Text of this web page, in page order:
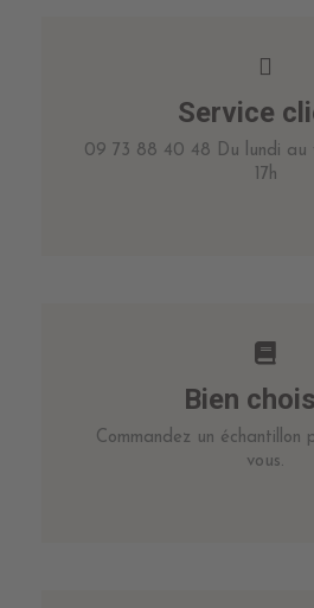
Service
09 73 88 40 48 Du lundi au
17h
Bien
Commandez un échantillon
vous.